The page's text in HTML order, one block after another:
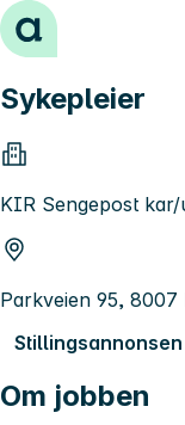
Hopp til innhold
Sykepleier
KIR Sengepost
Parkveien 95, 8007
Om jobben